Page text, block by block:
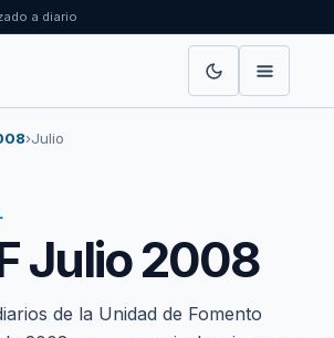
a diario
›Julio
Julio 2008
de la Unidad de Fomento